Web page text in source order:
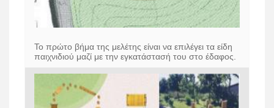
Το πρώτο βήμα της μελέτης είναι να επιλέγει τα είδη
παιχνιδιού μαζί με την εγκατάστασή του στο έδαφος.